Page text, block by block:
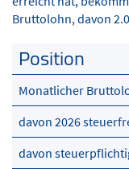
Bruttolohn, davon
Position
Monatlicher
davon 2026
davon